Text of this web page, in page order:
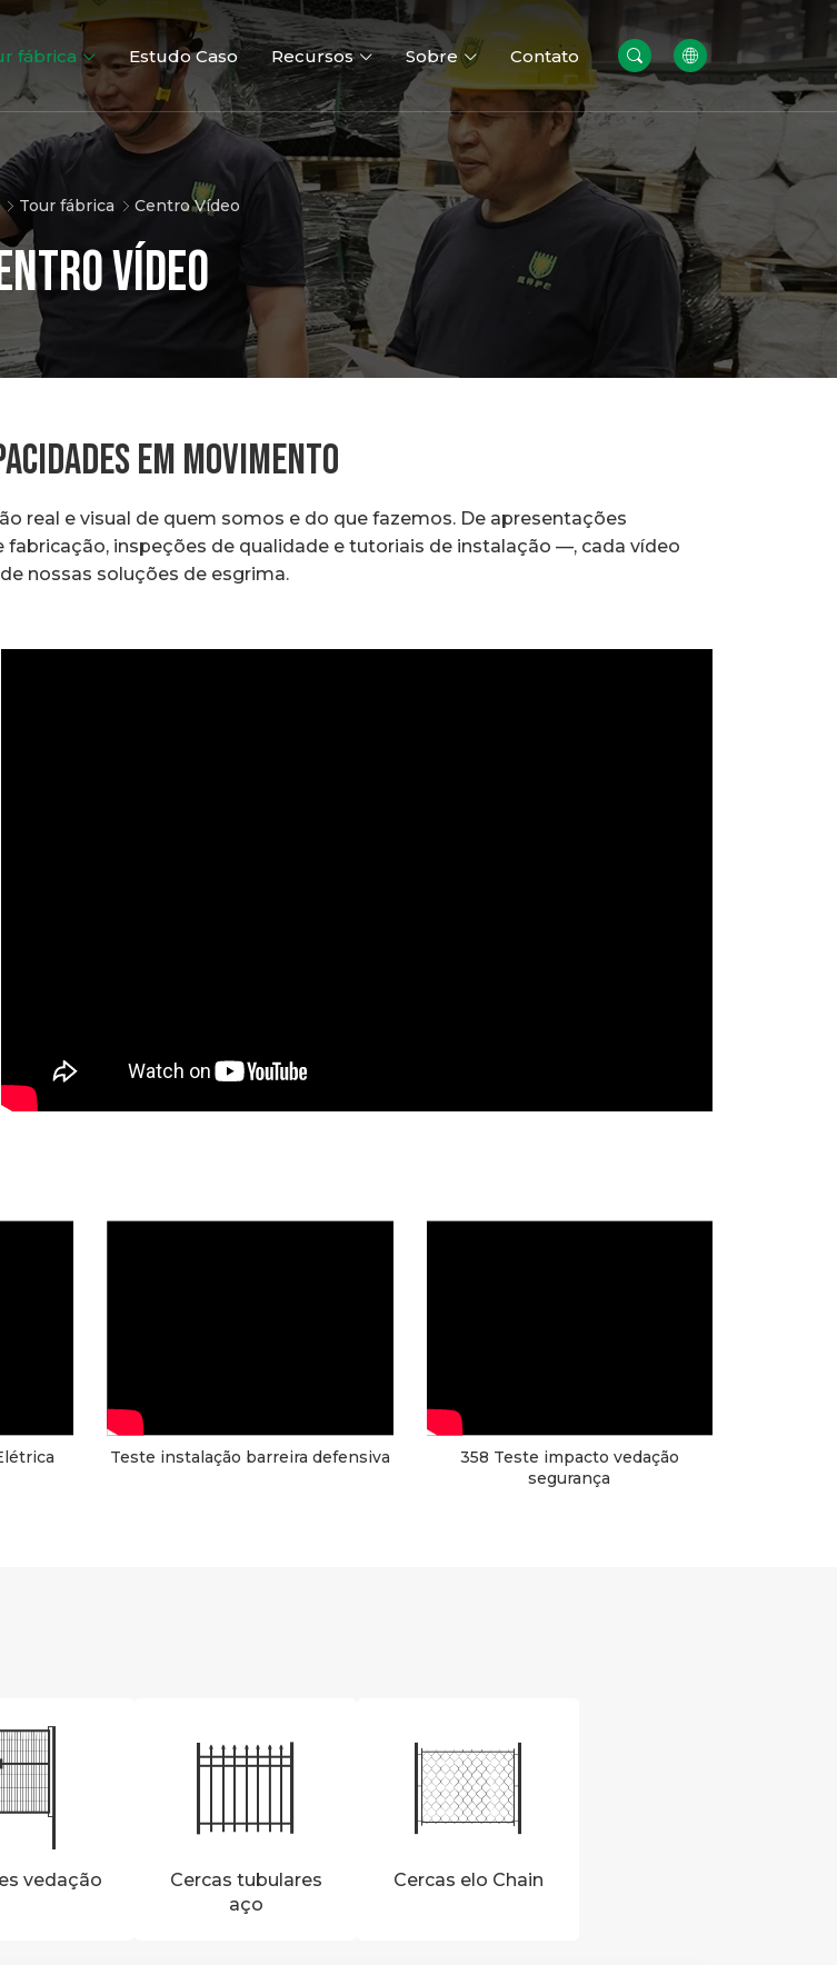
Portões vedação
fábrica Estudo Caso Recursos Sobre Contato
Tour fábrica Centro Vídeo
Vídeo
EM MOVIMENTO
real e visual de quem somos e do que fazemos. De apresentações
inspeções de qualidade e tutoriais de instalação —, cada vídeo
nossas soluções de esgrima.
Teste instalação barreira defensiva
358 Teste impacto vedação
segurança
vedação
Cercas tubulares
aço
Cercas elo Chain